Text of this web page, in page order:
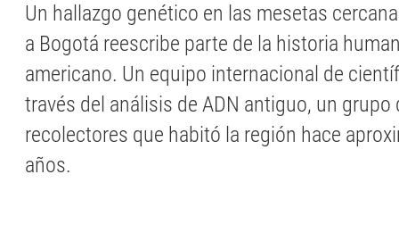
Un hallazgo genético en las mesetas
a Bogotá reescribe parte de la historia
americano. Un equipo internacional de
través del análisis de ADN antiguo, un grupo
recolectores que habitó la región hace
años.